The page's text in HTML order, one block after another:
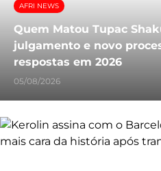
AFRI NEWS
Quem Matou Tupac
julgamento e novo
respostas em 2026
05/08/2026